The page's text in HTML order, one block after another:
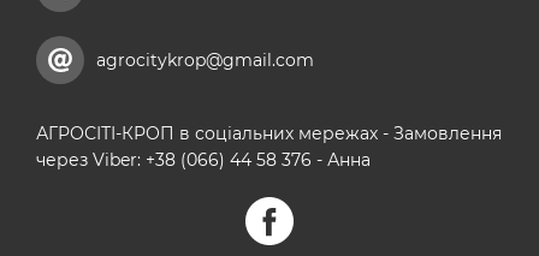
agrocitykrop@gmail.com
АГРОСІТІ-КРОП в соціальних мережах - Замовлення
через Viber: +38 (066) 44 58 376 - Анна